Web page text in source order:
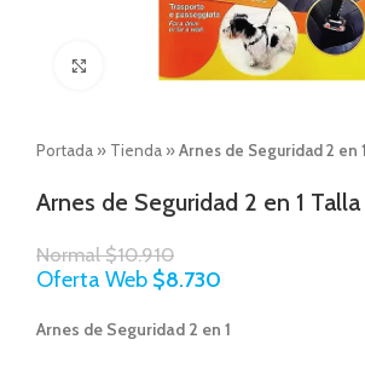
Click to enlarge
Portada » Tienda »Arnes de Seguridad 2 en
Arnes de Seguridad 2 en 1
Normal$10.910
Oferta Web $8.730
Arnes de Seguridad 2 en 1